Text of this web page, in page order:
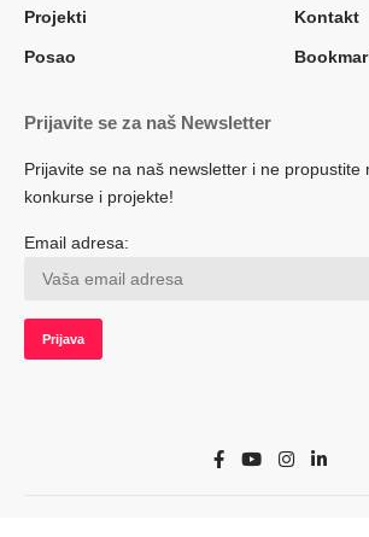
Projekti
Posao
Kontakt
Prijavite se za naš Newsletter
Prijavite se na naš newsletter i ne propustite
konkurse i projekte!
Email adresa: